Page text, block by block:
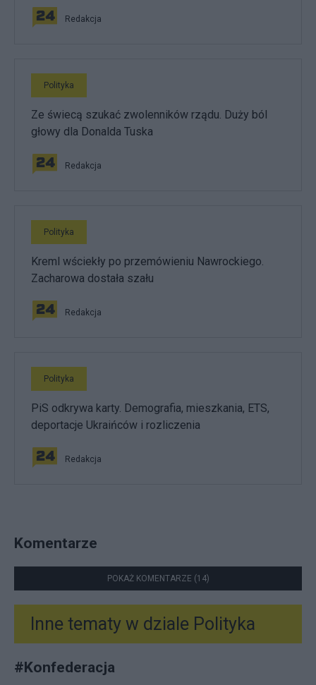
Redakcja
Polityka
Ze świecą szukać zwolenników rządu. Duży ból
głowy dla Donalda Tuska
Redakcja
Polityka
Kreml wściekły po przemówieniu Nawrockiego.
Zacharowa dostała szału
Redakcja
Polityka
PiS odkrywa karty. Demografia, mieszkania, ETS,
deportacje Ukraińców i rozliczenia
Redakcja
Komentarze
POKAŻ KOMENTARZE (14)
Inne tematy w dziale Polityka
#Konfederacja